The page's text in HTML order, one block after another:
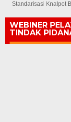
Standarisasi Knalpot
WEBINER
TINDAK